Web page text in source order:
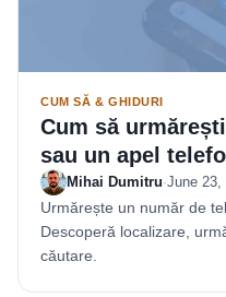
CUM SĂ & GHIDURI
Cum să
sau un apel
Mihai Dumitru·June 23,
Urmărește un număr de
Descoperă localizare,
căutare.